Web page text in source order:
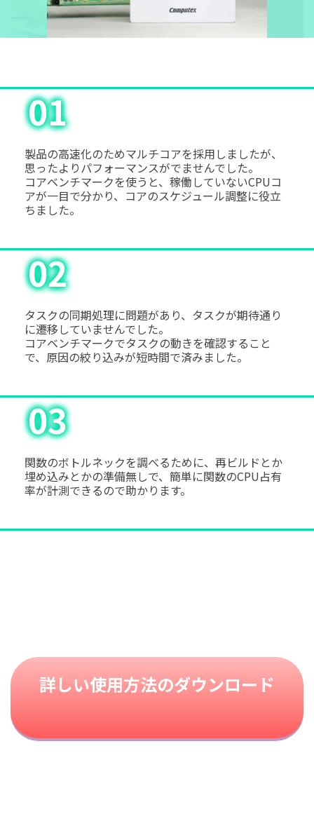
01
製品の高速化のためマルチコアを採用しましたが、
思ったよりパフォーマンスがでませんでした。
コアベンチマークを使うと、稼働していないCPUコ
アが一目で分かり、コアのスケジュール調整に役立
ちました。
02
タスクの同期処理に問題があり、タスクが期待通り
に遷移していませんでした。
コアベンチマークでタスクの動きを確認すること
で、原因の絞り込みが短時間で済みました。
03
関数のボトルネックを調べるために、再ビルドとか
埋め込みとかの準備無しで、簡単に関数のCPU占有
率が計測できるので助かります。
詳しい使用方法のダウンロード